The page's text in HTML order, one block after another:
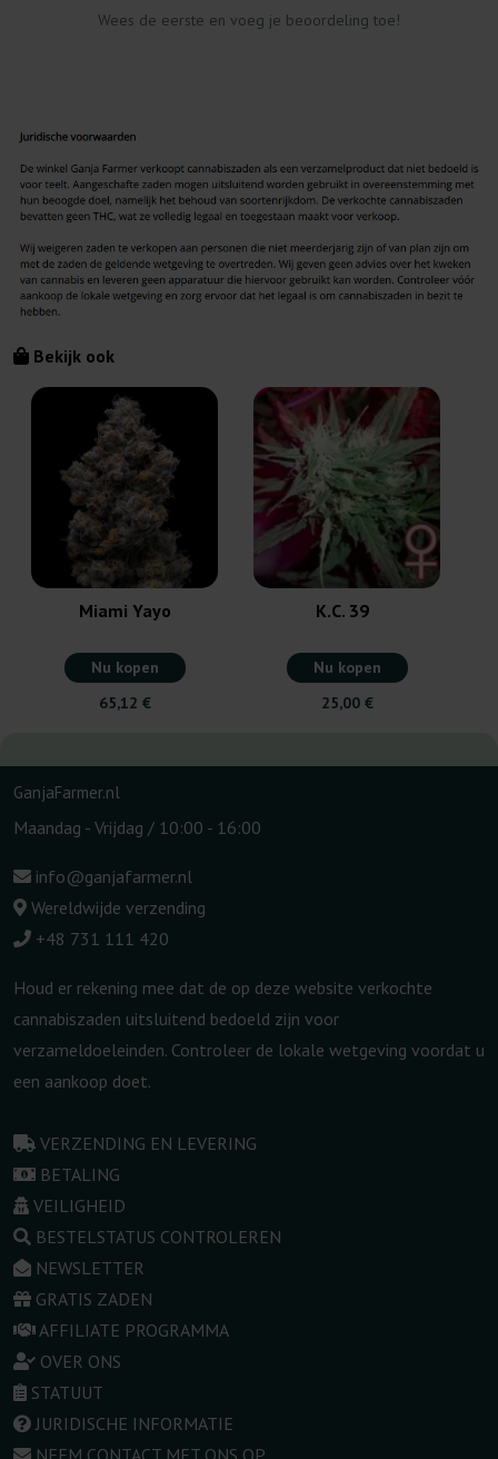
Wees de eerste en voeg je beoordeling toe!
Bekijk ook
Miami Yayo
Nu kopen
65,12 €
K.C. 39
Nu kopen
25,00 €
GanjaFarmer.nl
Maandag - Vrijdag / 10:00 - 16:00
info@ganjafarmer.nl
Wereldwijde verzending
+48 731 111 420
Houd er rekening mee dat de op deze website verkochte
cannabiszaden uitsluitend bedoeld zijn voor
verzameldoeleinden. Controleer de lokale wetgeving voordat u
een aankoop doet.
VERZENDING EN LEVERING
BETALING
VEILIGHEID
BESTELSTATUS CONTROLEREN
NEWSLETTER
GRATIS ZADEN
AFFILIATE PROGRAMMA
OVER ONS
STATUUT
JURIDISCHE INFORMATIE